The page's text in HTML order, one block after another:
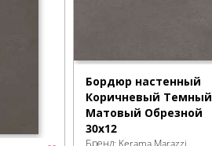
Бордюр настенный
Коричневый Темный
Матовый Обрезной
30x12